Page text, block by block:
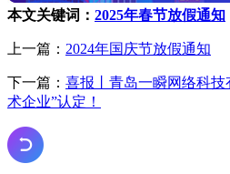
本文关键词： 2025年春节放假通知
上一篇： 2024年国庆节放假通知
下一篇： 喜报丨青岛一瞬网络科
术企业”认定！